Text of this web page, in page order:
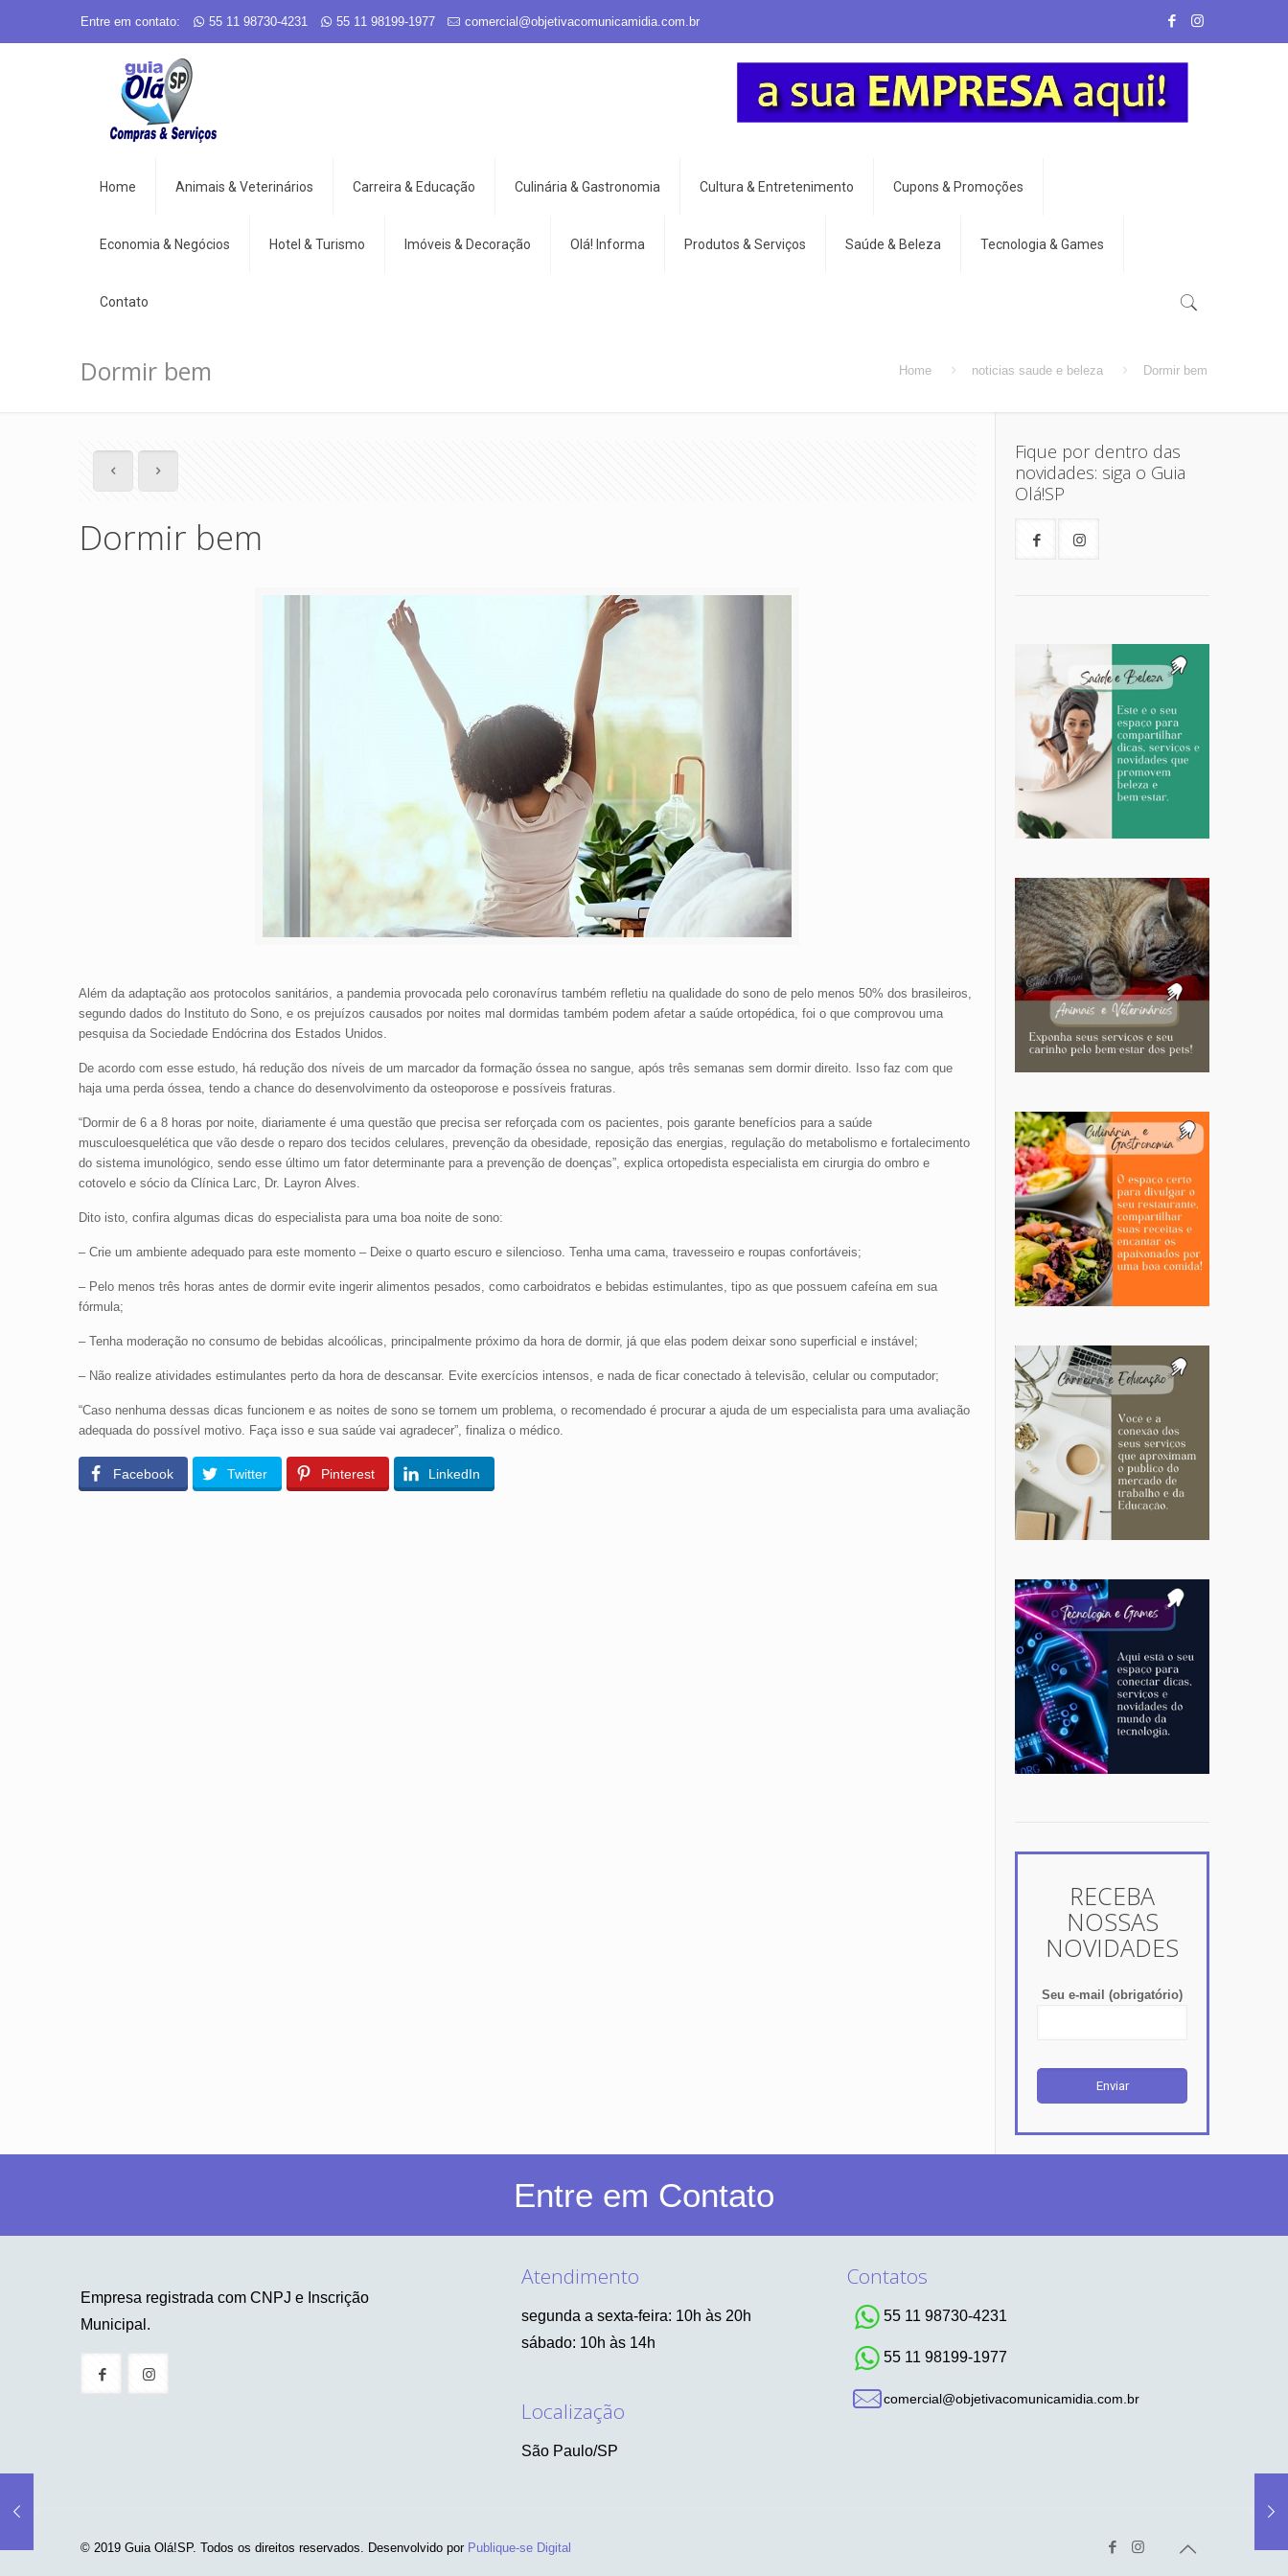
Entre em contato: 55 11 98730-4231 55 11 98199-1977 comercial@objetivacomunicamidia.com.br
Home Animais & Veterinários Carreira & Educação Culinária & Gastronomia Cultura & Entretenimento Cupons & Promoções
Economia & Negócios Hotel & Turismo Imóveis & Decoração Olá! Informa Produtos & Serviços Saúde & Beleza Tecnologia & Games
Contato
Dormir bem Home noticias saude e beleza Dormir bem
Dormir bem
Além da adaptação aos protocolos sanitários, a pandemia provocada pelo coronavírus também refletiu na qualidade do sono de pelo menos 50% dos brasileiros,
segundo dados do Instituto do Sono, e os prejuízos causados por noites mal dormidas também podem afetar a saúde ortopédica, foi o que comprovou uma
pesquisa da Sociedade Endócrina dos Estados Unidos.
De acordo com esse estudo, há redução dos níveis de um marcador da formação óssea no sangue, após três semanas sem dormir direito. Isso faz com que
haja uma perda óssea, tendo a chance do desenvolvimento da osteoporose e possíveis fraturas.
“Dormir de 6 a 8 horas por noite, diariamente é uma questão que precisa ser reforçada com os pacientes, pois garante benefícios para a saúde
musculoesquelética que vão desde o reparo dos tecidos celulares, prevenção da obesidade, reposição das energias, regulação do metabolismo e fortalecimento
do sistema imunológico, sendo esse último um fator determinante para a prevenção de doenças”, explica ortopedista especialista em cirurgia do ombro e
cotovelo e sócio da Clínica Larc, Dr. Layron Alves.
Dito isto, confira algumas dicas do especialista para uma boa noite de sono:
– Crie um ambiente adequado para este momento – Deixe o quarto escuro e silencioso. Tenha uma cama, travesseiro e roupas confortáveis;
– Pelo menos três horas antes de dormir evite ingerir alimentos pesados, como carboidratos e bebidas estimulantes, tipo as que possuem cafeína em sua
fórmula;
– Tenha moderação no consumo de bebidas alcoólicas, principalmente próximo da hora de dormir, já que elas podem deixar sono superficial e instável;
– Não realize atividades estimulantes perto da hora de descansar. Evite exercícios intensos, e nada de ficar conectado à televisão, celular ou computador;
“Caso nenhuma dessas dicas funcionem e as noites de sono se tornem um problema, o recomendado é procurar a ajuda de um especialista para uma avaliação
adequada do possível motivo. Faça isso e sua saúde vai agradecer”, finaliza o médico.
Facebook Twitter Pinterest LinkedIn
Fique por dentro das
novidades: siga o Guia
Olá!SP
RECEBA
NOSSAS
NOVIDADES
Entre em Contato
segunda a sexta-feira: 10h às 20h
São Paulo/SP
55 11 98730-4231
55 11 98199-1977
comercial@objetivacomunicamidia.com.br